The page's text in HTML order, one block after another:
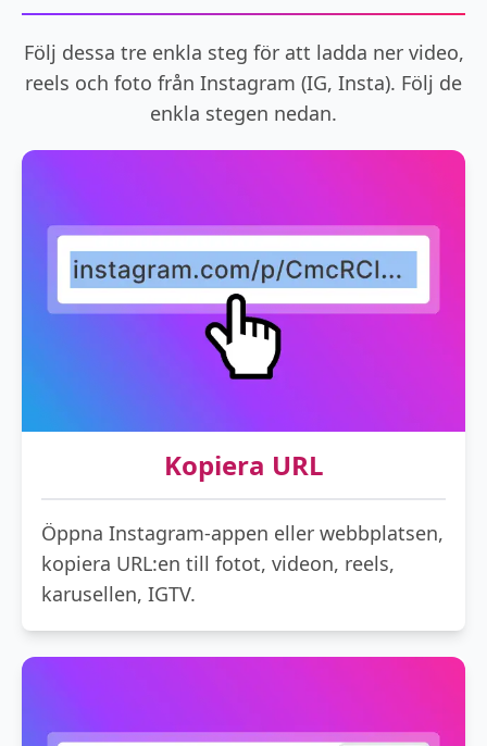
Följ dessa tre enkla steg för att ladda ner video,
reels och foto från Instagram (IG, Insta). Följ de
enkla stegen nedan.
Kopiera URL
Öppna Instagram-appen eller webbplatsen,
kopiera URL:en till fotot, videon, reels,
karusellen, IGTV.